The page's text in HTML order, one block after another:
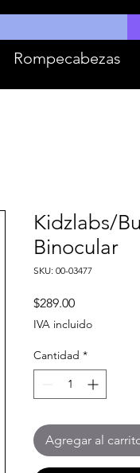
Rompecabezas
Kidzlabs/
Binocular
SKU: 00-03477
$289.00Precio
IVA incluido
Cantidad *
Agregar al